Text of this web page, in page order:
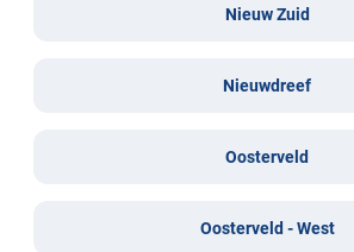
Nieuw Zuid
Nieuwdreef
Oosterveld
Oosterveld - West